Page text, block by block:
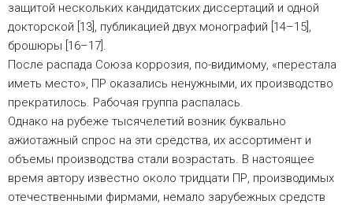
защитой нескольких кандидатских диссертаций и одной
докторской [13], публикацией двух монографий [14–15],
брошюры [16–17].
После распада Союза коррозия, по-видимому, «перестала
иметь место», ПР оказались ненужными, их производство
прекратилось. Рабочая группа распалась.
Однако на рубеже тысячелетий возник буквально
ажиотажный спрос на эти средства, их ассортимент и
объемы производства стали возрастать. В настоящее
время автору известно около тридцати ПР, производимых
отечественными фирмами, немало зарубежных средств